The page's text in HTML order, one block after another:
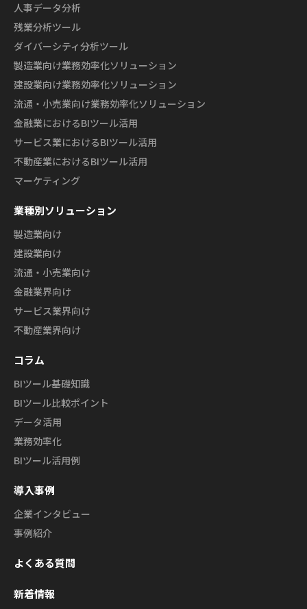
人事データ分析
残業分析ツール
ダイバーシティ分析ツール
製造業向け業務効率化ソリューション
建設業向け業務効率化ソリューション
流通・小売業向け業務効率化ソリューション
金融業におけるBIツール活用
サービス業におけるBIツール活用
不動産業におけるBIツール活用
マーケティング
業種別ソリューション
製造業向け
建設業向け
流通・小売業向け
金融業界向け
サービス業界向け
不動産業界向け
コラム
BIツール基礎知識
BIツール比較ポイント
データ活用
業務効率化
BIツール活用例
導入事例
企業インタビュー
事例紹介
よくある質問
新着情報